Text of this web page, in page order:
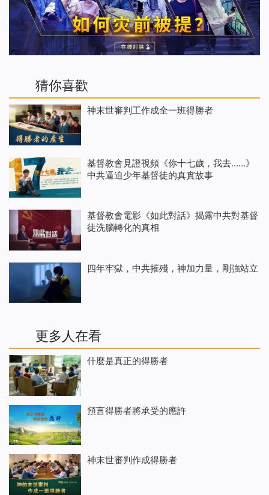
猜你喜歡
神末世審判工作成全一班得勝者
基督教會見證視頻《你十七歲，我去……》
中共逼迫少年基督徒的真實故事
基督教會電影《如此對話》揭露中共對基督
徒洗腦轉化的真相
四年牢獄，中共摧殘，神加力量，剛強站立
更多人在看
什麼是真正的得勝者
預言得勝者將承受的應許
神末世審判作成得勝者